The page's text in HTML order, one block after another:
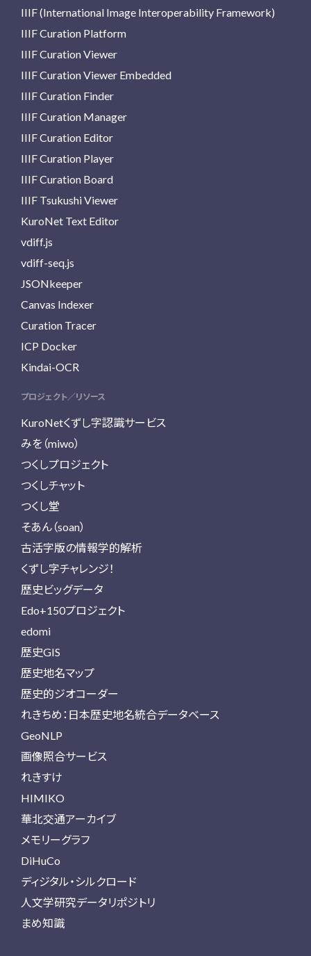
IIIF (International Image Interoperability Framework)
IIIF Curation Platform
IIIF Curation Viewer
IIIF Curation Viewer Embedded
IIIF Curation Finder
IIIF Curation Manager
IIIF Curation Editor
IIIF Curation Player
IIIF Curation Board
IIIF Tsukushi Viewer
KuroNet Text Editor
vdiff.js
vdiff-seq.js
JSONkeeper
Canvas Indexer
Curation Tracer
ICP Docker
Kindai-OCR
プロジェクト／リソース
KuroNetくずし字認識サービス
みを（miwo）
つくしプロジェクト
つくしチャット
つくし堂
そあん（soan）
古活字版の情報学的解析
くずし字チャレンジ！
歴史ビッグデータ
Edo+150プロジェクト
edomi
歴史GIS
歴史地名マップ
歴史的ジオコーダー
れきちめ：日本歴史地名統合データベース
GeoNLP
画像照合サービス
れきすけ
HIMIKO
華北交通アーカイブ
メモリーグラフ
DiHuCo
ディジタル・シルクロード
人文学研究データリポジトリ
まめ知識